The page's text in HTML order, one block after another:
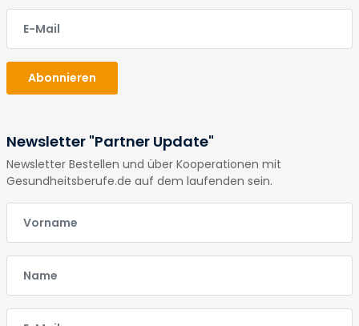
Abonnieren
Newsletter "Partner Update"
Newsletter Bestellen und über Kooperationen mit
Gesundheitsberufe.de auf dem laufenden sein.